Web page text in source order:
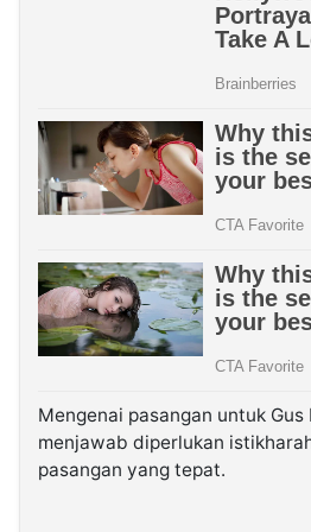
Mengenai pasangan untuk
menjawab diperlukan
pasangan yang tepat.